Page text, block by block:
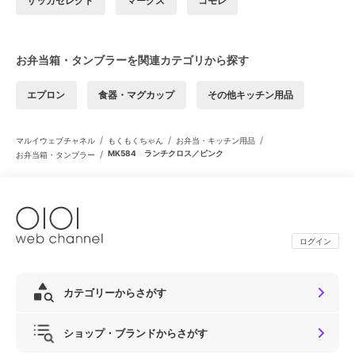
お弁当箱・タンブラーを関連カテゴリから探す
エプロン 食器・マグカップ その他キッチン用品
マルイウェブチャネル / もくもくちゃん / お弁当・キッチン用品 /
お弁当箱・タンブラー / MK584 ランチクロス／ピンク
ログイン
カテゴリーからさがす
ショップ・ブランドからさがす